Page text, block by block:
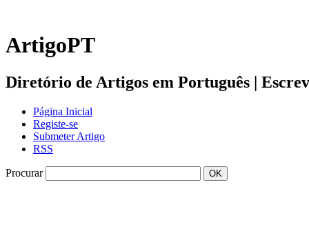
ArtigoPT
Diretório de Artigos em Português |
Página Inicial
Registe-se
Submeter Artigo
RSS
Procurar